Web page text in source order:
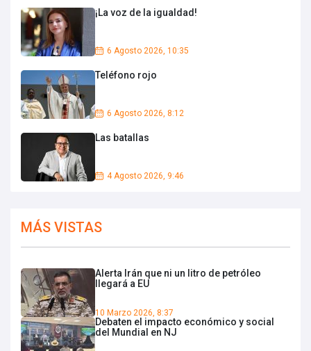
¡La voz de la igualdad!
6 Agosto 2026, 10:35
Teléfono rojo
6 Agosto 2026, 8:12
Las batallas
4 Agosto 2026, 9:46
MÁS VISTAS
Alerta Irán que ni un litro de petróleo
llegará a EU
10 Marzo 2026, 8:37
Debaten el impacto económico y social
del Mundial en NJ